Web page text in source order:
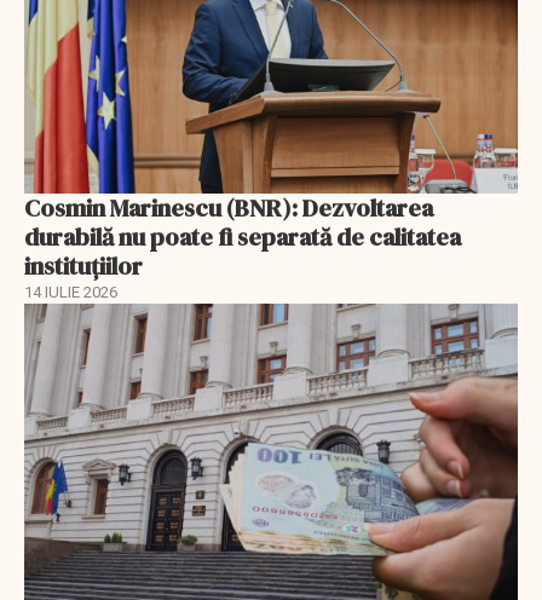
Cosmin Marinescu (BNR): Dezvoltarea
durabilă nu poate fi separată de calitatea
instituțiilor
14 IULIE 2026
EXCLUSIV